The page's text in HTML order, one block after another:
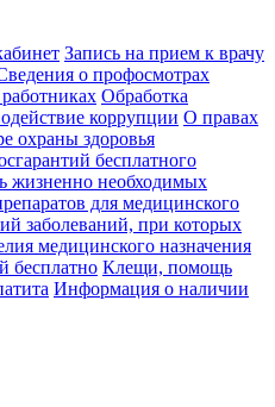
Запись на прием к врачу
о профосмотрах
Обработка
коррупции О правах
охраны здоровья
бесплатного
жизненно необходимых
для медицинского
заболеваний, при которых
медицинского назначения
бесплатно Клещи, помощь
Информация о наличии